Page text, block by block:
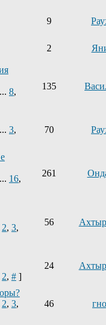
9
2
... 8,
135
... 3,
70
... 16,
261
2, 3,
56
2, # ]
24
2, 3,
46